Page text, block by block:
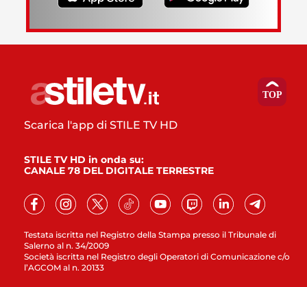
Testata iscritta nel Registro della Stampa presso il Tribunale di
Salerno al n. 34/2009
Società iscritta nel Registro degli Operatori di Comunicazione c/o
l’AGCOM al n. 20133
Scarica l'app di STILE TV HD
STILE TV HD in onda su:
CANALE 78 DEL DIGITALE TERRESTRE